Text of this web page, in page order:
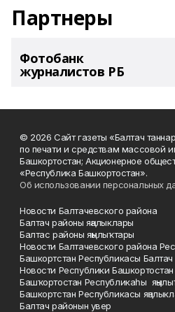
Партнеры
Фотобанк
журналистов РБ
© 2026 Сайт газеты «Балтач
по печати и средствам массовой
Башкортостан; Акционерное
«Республика Башкортостан».
Об использовании персональных
Новости Балтачевского района
Балтач районы яңалыклары
Балтас районы яңылыҡтары
Новости Балтачевского района
Башкортстан Республикасы Балтач
Новости Республики Башкортостан
Башҡортостан Республикаһы
Башкортстан Республикасы
Балтач районын увер